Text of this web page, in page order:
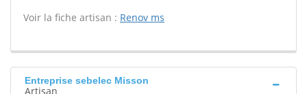
Voir la fiche artisan : Renov ms
Entreprise sebelec Misson
Artisan